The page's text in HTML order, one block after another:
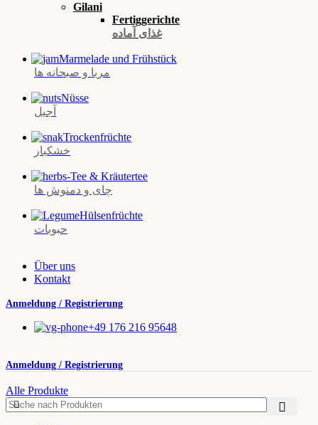
Gilani
Fertiggerichte
غذای آماده
Marmelade und Frühstück
مربا و صبحانه‌ ها
Nüsse
آجیل
Trockenfrüchte
خشکبار
Tee & Kräutertee
چای و دمنوش‌ ها
Hülsenfrüchte
حبوبات
Über uns
Kontakt
Anmeldung / Registrierung
+49 176 216 95648
Anmeldung / Registrierung
Alle Produkte